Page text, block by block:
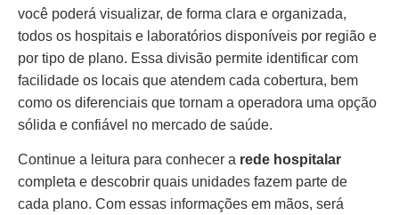
você poderá visualizar, de forma clara e organizada,
todos os hospitais e laboratórios disponíveis por região e
por tipo de plano. Essa divisão permite identificar com
facilidade os locais que atendem cada cobertura, bem
como os diferenciais que tornam a operadora uma opção
sólida e confiável no mercado de saúde.
Continue a leitura para conhecer a rede hospitalar
completa e descobrir quais unidades fazem parte de
cada plano. Com essas informações em mãos, será